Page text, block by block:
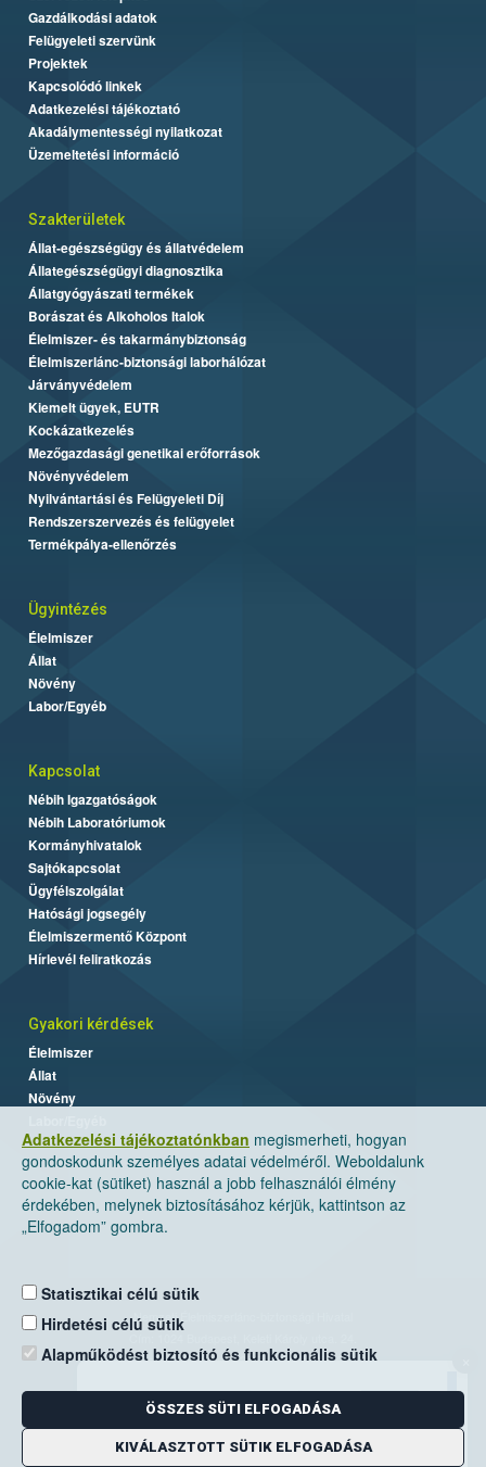
Adatkezelési tájékoztatónkban megismerheti, hogyan
gondoskodunk személyes adatai védelméről. Weboldalunk
cookie-kat (sütiket) használ a jobb felhasználói élmény
érdekében, melynek biztosításához kérjük, kattintson az
„Elfogadom” gombra.
Statisztikai célú sütik
Hirdetési célú sütik
Alapműködést biztosító és funkcionális sütik
ÖSSZES SÜTI ELFOGADÁSA
KIVÁLASZTOTT SÜTIK ELFOGADÁSA
Gazdálkodási adatok
Felügyeleti szervünk
Projektek
Kapcsolódó linkek
Adatkezelési tájékoztató
Akadálymentességi nyilatkozat
Üzemeltetési információ
Szakterületek
Állat-egészségügy és állatvédelem
Állategészségügyi diagnosztika
Állatgyógyászati termékek
Borászat és Alkoholos Italok
Élelmiszer- és takarmánybiztonság
Élelmiszerlánc-biztonsági laborhálózat
Járványvédelem
Kiemelt ügyek, EUTR
Kockázatkezelés
Mezőgazdasági genetikai erőforrások
Növényvédelem
Nyilvántartási és Felügyeleti Díj
Rendszerszervezés és felügyelet
Termékpálya-ellenőrzés
Ügyintézés
Élelmiszer
Állat
Növény
Labor/Egyéb
Kapcsolat
Nébih Igazgatóságok
Nébih Laboratóriumok
Kormányhivatalok
Sajtókapcsolat
Ügyfélszolgálat
Hatósági jogsegély
Élelmiszermentő Központ
Hírlevél feliratkozás
Gyakori kérdések
Élelmiszer
Állat
Növény
Nemzeti Élelmiszerlánc-biztonsági Hivatal
Levelezési cím: 1525 Budapest. Pf. 30.
E-mail:ugyfelszolgalat@nebih.gov.hu
Zöld szám: 06-80/263-244
Telefon: 06-1/ 336-9000